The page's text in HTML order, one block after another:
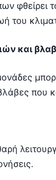
φθείρει
του
και
που